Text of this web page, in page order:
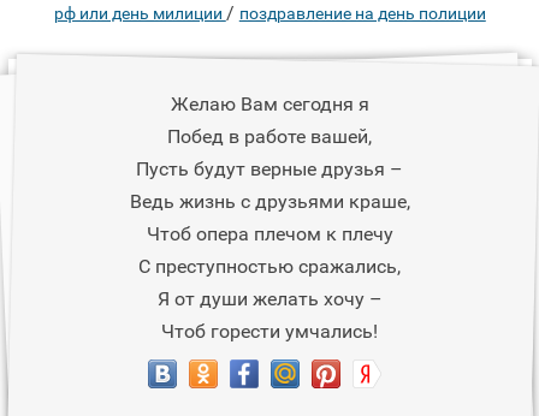
рф или день милиции / поздравление на день полиции
Желаю Вам сегодня я
Побед в работе вашей,
Пусть будут верные друзья –
Ведь жизнь с друзьями краше,
Чтоб опера плечом к плечу
С преступностью сражались,
Я от души желать хочу –
Чтоб горести умчались!